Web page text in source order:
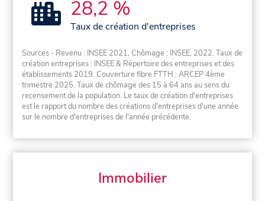
28,2 %
Taux de création d'entreprises
Sources - Revenu : INSEE 2021, Chômage : INSEE, 2022. Taux de
création entreprises : INSEE & Répertoire des entreprises et des
établissements 2019. Couverture fibre FTTH : ARCEP 4ème
trimestre 2025. Taux de chômage des 15 à 64 ans au sens du
recensement de la population. Le taux de création d'entreprises
est le rapport du nombre des créations d'entreprises d'une année
sur le nombre d'entreprises de l'année précédente.
Immobilier